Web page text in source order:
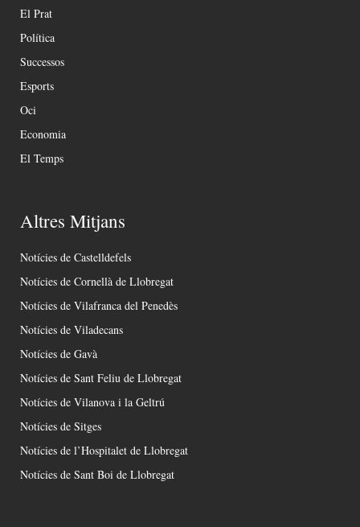
El Prat
Política
Successos
Esports
Oci
Economia
El Temps
Altres Mitjans
Notícies de Castelldefels
Notícies de Cornellà de Llobregat
Notícies de Vilafranca del Penedès
Notícies de Viladecans
Notícies de Gavà
Notícies de Sant Feliu de Llobregat
Notícies de Vilanova i la Geltrú
Notícies de Sitges
Notícies de l’Hospitalet de Llobregat
Notícies de Sant Boi de Llobregat